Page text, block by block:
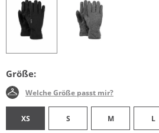
Größe:
Welche Größe passt mir?
XS S M L